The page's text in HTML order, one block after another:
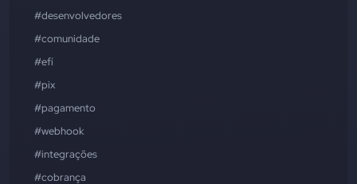
#desenvolvedores
#comunidade
#efí
#pix
#pagamento
#webhook
#integrações
#cobrança